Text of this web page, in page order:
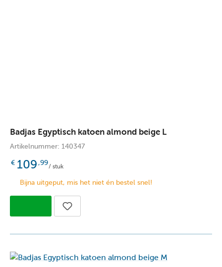
Badjas Egyptisch katoen almond beige L
Artikelnummer: 140347
€ 109 ,99
/ stuk
Bijna uitgeput, mis het niet én bestel snel!